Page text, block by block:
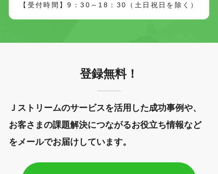
【受付時間】9：30～18：30（土日祝日を除く）
登録無料！
Ｊストリームのサービスを活用した成功事例や、
お客さまの課題解決につながるお役立ち情報など
をメールでお届けしています。